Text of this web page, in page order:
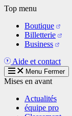
Aller
contenu
principal
Top menu
Boutique
Billetterie
Business
Aide et contact
Menu Fermer
Mises en avant
Actualités
équipe pro